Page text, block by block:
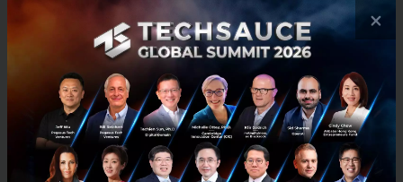
Huawei Unveils a New Vision for Telecom: From
×